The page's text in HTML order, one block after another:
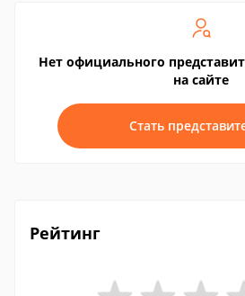
Нет официального
на сайте
Стать
Рейтинг